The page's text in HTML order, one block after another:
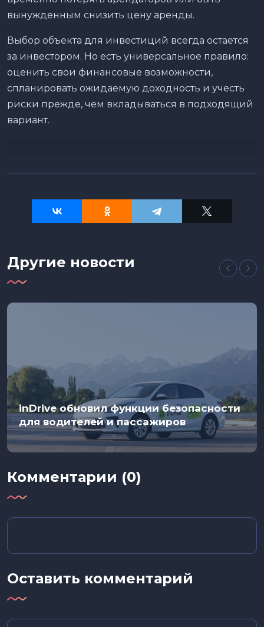
вынужденным снизить цену аренды.
Выбор объекта для инвестиций всегда остается
за инвестором. Но есть универсальное правило:
оценить свои финансовые возможности,
спланировать ожидаемую доходность и учесть
риски прежде, чем вкладываться в подходящий
вариант.
Другие новости
inDrive обновил функции безопасности
для водителей и пассажиров
Комментарии (0)
Оставить комментарий